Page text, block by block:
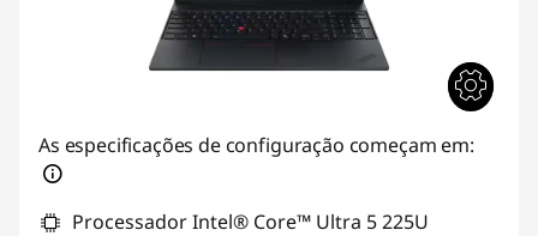
As especificações de configuração começam em:
Processador Intel® Core™ Ultra 5 225U